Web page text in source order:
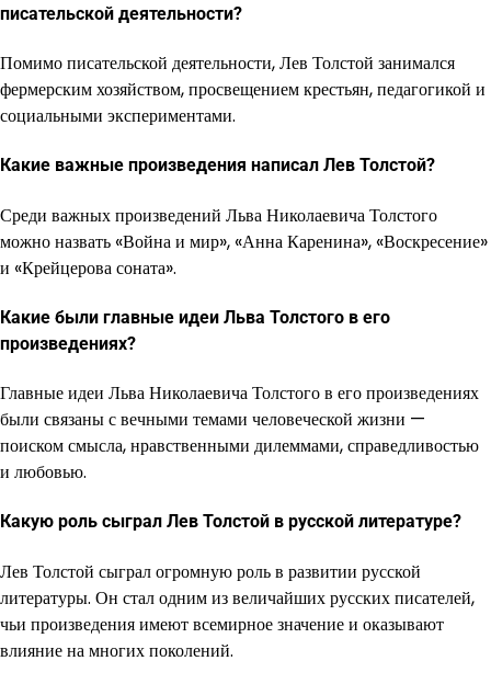
писательской деятельности?
Помимо писательской деятельности, Лев Толстой занимался
фермерским хозяйством, просвещением крестьян, педагогикой и
социальными экспериментами.
Какие важные произведения написал Лев Толстой?
Среди важных произведений Льва Николаевича Толстого
можно назвать «Война и мир», «Анна Каренина», «Воскресение»
и «Крейцерова соната».
Какие были главные идеи Льва Толстого в его
произведениях?
Главные идеи Льва Николаевича Толстого в его произведениях
были связаны с вечными темами человеческой жизни —
поиском смысла, нравственными дилеммами, справедливостью
и любовью.
Какую роль сыграл Лев Толстой в русской литературе?
Лев Толстой сыграл огромную роль в развитии русской
литературы. Он стал одним из величайших русских писателей,
чьи произведения имеют всемирное значение и оказывают
влияние на многих поколений.